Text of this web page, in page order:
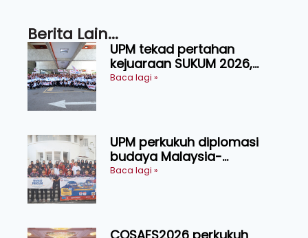
Berita Lain...
UPM tekad pertahan
kejuaraan SUKUM 2026,
sasar 16 pingat emas
Baca lagi »
UPM perkukuh diplomasi
budaya Malaysia-
Indonesia melalui Narasi
Baca lagi »